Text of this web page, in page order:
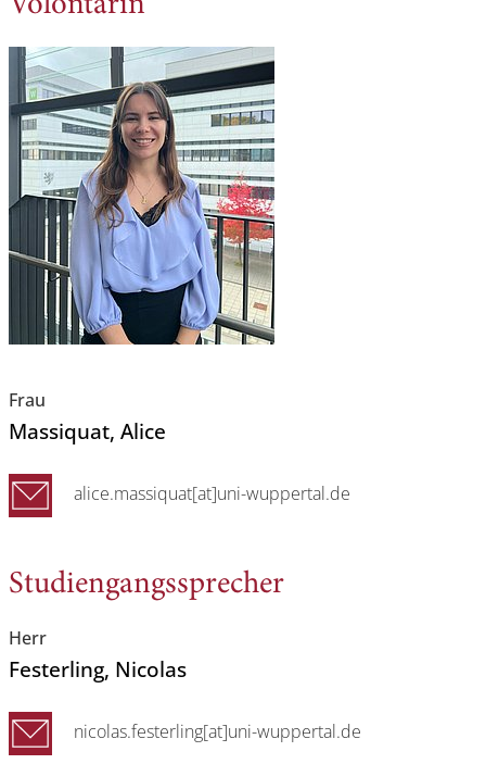
Volontärin
Frau
Massiquat, Alice
alice.massiquat[at]uni-wuppertal.de
Studiengangssprecher
Herr
Festerling, Nicolas
nicolas.festerling[at]uni-wuppertal.de